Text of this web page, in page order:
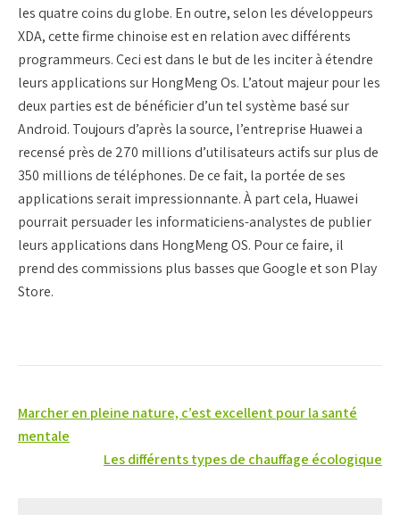
les quatre coins du globe. En outre, selon les développeurs
XDA, cette firme chinoise est en relation avec différents
programmeurs. Ceci est dans le but de les inciter à étendre
leurs applications sur HongMeng Os. L’atout majeur pour les
deux parties est de bénéficier d’un tel système basé sur
Android. Toujours d’après la source, l’entreprise Huawei a
recensé près de 270 millions d’utilisateurs actifs sur plus de
350 millions de téléphones. De ce fait, la portée de ses
applications serait impressionnante. À part cela, Huawei
pourrait persuader les informaticiens-analystes de publier
leurs applications dans HongMeng OS. Pour ce faire, il
prend des commissions plus basses que Google et son Play
Store.
Navigation
de
l’article
Marcher en pleine nature, c’est excellent pour la santé
mentale
Les différents types de chauffage écologique